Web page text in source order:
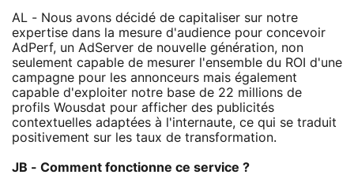
AL - Nous avons décidé de capitaliser sur notre
expertise dans la mesure d'audience pour concevoir
AdPerf, un AdServer de nouvelle génération, non
seulement capable de mesurer l'ensemble du ROI d'une
campagne pour les annonceurs mais également
capable d'exploiter notre base de 22 millions de
profils Wousdat pour afficher des publicités
contextuelles adaptées à l'internaute, ce qui se traduit
positivement sur les taux de transformation.
JB - Comment fonctionne ce service ?